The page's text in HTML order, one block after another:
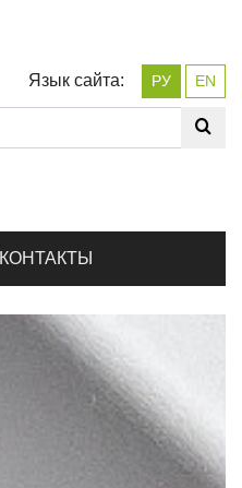
Язык сайта: РУ EN
КОНТАКТЫ